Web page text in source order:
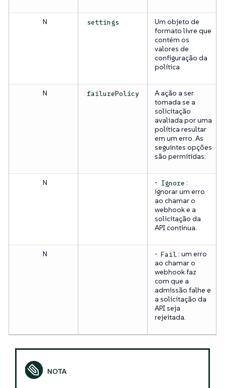
N settings
Um objeto de
formato livre que
contém os
valores de
configuração da
política
N failurePolicy
A ação a ser
tomada se a
solicitação
avaliada por uma
política resultar
em um erro. As
seguintes opções
são permitidas:
N - Ignore :
ignorar um erro
ao chamar o
webhook e a
solicitação da
API continua.
N - Fail: um erro
ao chamar o
webhook faz
com que a
admissão falhe e
a solicitação da
API seja
rejeitada.